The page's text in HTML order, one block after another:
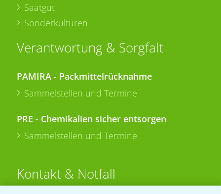
Saatgut
Sonderkulturen
Verantwortung & Sorgfalt
PAMIRA - Packmittelrücknahme
Sammelstellen und Termine
PRE - Chemikalien sicher entsorgen
Sammelstellen und Termine
Kontakt & Notfall